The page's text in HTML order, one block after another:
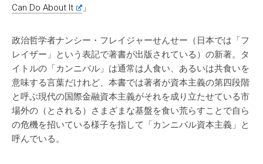
Can Do About It
」
政治哲学者ナンシー・フレイジャーせんせー（日本では「フ
レイザー」という表記で著書が出版されている）の新著。タ
イトルの「カンニバル」は通常は人食い、あるいは共食いを
意味する言葉だけれど、本書では著者が資本主義の第四段階
と呼ぶ現代の国際金融資本主義がそれを成り立たせている市
場外の（とされる）さまざまな基盤を食い荒らすことで自ら
の危機を招いている様子を指して「カンニバル資本主義」と
呼んでいる。